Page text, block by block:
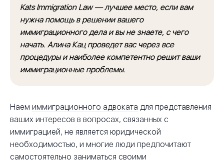
Kats Immigration Law — лучшее место, если вам
нужна помощь в решении вашего
иммиграционного дела и вы не знаете, с чего
начать. Алина Кац проведет вас через все
процедуры и наиболее компетентно решит ваши
иммиграционные проблемы.
Наем иммиграционного адвоката для представления
ваших интересов в вопросах, связанных с
иммиграцией, не является юридической
необходимостью, и многие люди предпочитают
самостоятельно заниматься своими